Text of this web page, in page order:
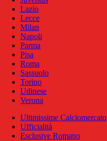
Lazio
Lecce
Milan
Napoli
Parma
Pisa
Roma
Sassuolo
Torino
Udinese
Verona
Ultimissime Calciomercato
Ufficialità
Esclusive Romano